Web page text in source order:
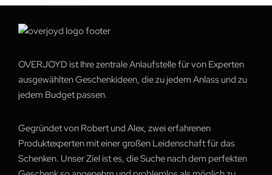
OVERJOYD ist Ihre zentrale Anlaufstelle für von Experten
ausgewählten Geschenkideen, die zu jedem Anlass und zu
jedem Budget passen.
Gegründet von Robert und Alex, zwei erfahrenen
Produktexperten mit einer großen Leidenschaft für das
Schenken. Unser Ziel ist es, die Suche nach dem perfekten